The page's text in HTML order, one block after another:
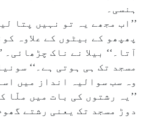
ہنسی۔
’’اب مجھے یہ تو نہیں پتا
پھپھو کے بیٹوں کے علاوہ
آتا۔‘‘ بیلا نے ناک
مسجد تک ہی ہوتی ہے۔‘‘
وہ سب سوالیہ انداز میں
’’یہ رشتوں کی بات میں ملّا
دوڑ مسجد تک یعنی رشتے